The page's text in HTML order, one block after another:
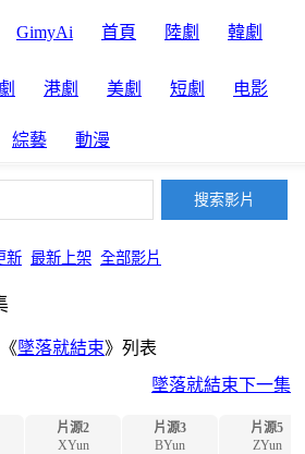
GimyAi 首頁 陸劇 韓劇
港劇 美劇 短劇 电影
綜藝 動漫
新 最新上架 全部影片
墜落就結束》列表
墜落就結束下一集
片源2
XYun
片源3
BYun
片源5
ZYun